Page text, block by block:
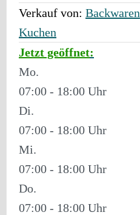
Verkauf von: Backwaren
Kuchen
Jetzt geöffnet:
Mo.
07:00 - 18:00
Di.
07:00 - 18:00
Mi.
07:00 - 18:00
Do.
07:00 - 18:00